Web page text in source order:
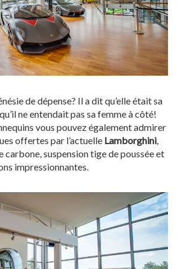
de dépense? Il a dit qu’elle était sa
ne entendait pas sa femme à côté!
vous pouvez également admirer
offertes par l’actuelle Lamborghini
carbone, suspension tige de poussée et
impressionnantes.